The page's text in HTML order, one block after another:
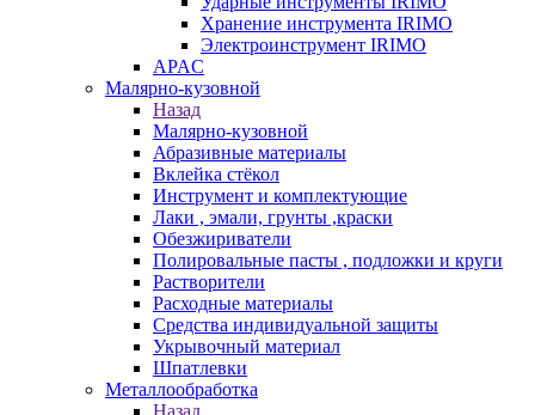
Хранение инструмента IRIMO
Электроинструмент IRIMO
APAC
Малярно-кузовной
Назад
Малярно-кузовной
Абразивные материалы
Вклейка стёкол
Инструмент и комплектующие
Лаки , эмали, грунты ,краски
Обезжириватели
Полировальные пасты , подложки и круги
Растворители
Расходные материалы
Средства индивидуальной защиты
Укрывочный материал
Шпатлевки
Металлообработка
Назад